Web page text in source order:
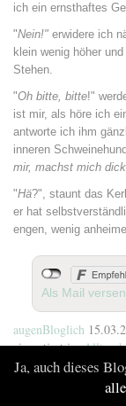
ich ein ernsthaftes
"Nein!" erwidere ich
klein wenig höher
Stehen.
"Oh bitte, bitte!"
ist mir, als höre ich
antworte ich ihm
inneren
mir, machst mich
"Hä?", staunt das
er hat
engen, wenig
Als Mail
augenBloglich
einsortiert in:
Ja, auch dieses